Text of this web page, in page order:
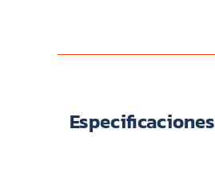
Especificaciones